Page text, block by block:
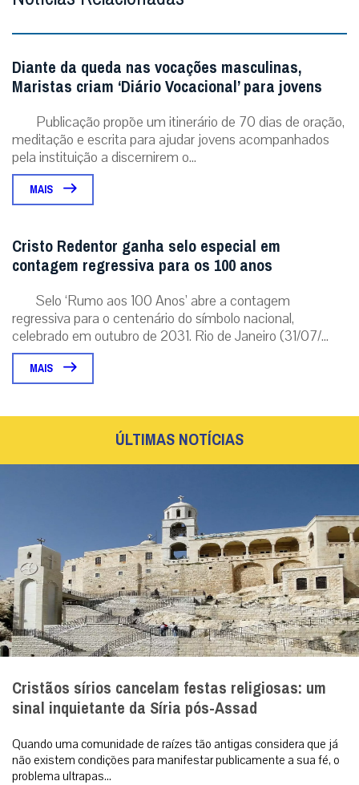
Diante da queda nas vocações masculinas,
Maristas criam ‘Diário Vocacional’ para jovens
Publicação propõe um itinerário de 70 dias de oração,
meditação e escrita para ajudar jovens acompanhados
pela instituição a discernirem o...
MAIS
Cristo Redentor ganha selo especial em
contagem regressiva para os 100 anos
Selo ‘Rumo aos 100 Anos’ abre a contagem
regressiva para o centenário do símbolo nacional,
celebrado em outubro de 2031. Rio de Janeiro (31/07/...
MAIS
ÚLTIMAS NOTÍCIAS
Cristãos sírios cancelam festas religiosas: um
sinal inquietante da Síria pós-Assad
Quando uma comunidade de raízes tão antigas considera que já
não existem condições para manifestar publicamente a sua fé, o
problema ultrapas...